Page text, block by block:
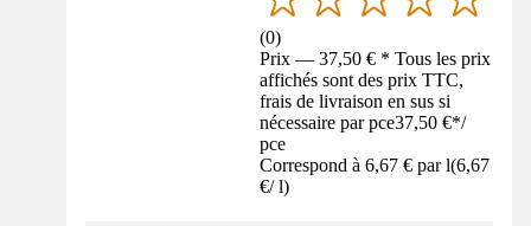
(0)
Prix — 37,50 € * Tous les prix
affichés sont des prix TTC,
frais de livraison en sus si
nécessaire par pce37,50 €*/
pce
Correspond à 6,67 € par l(6,67
€/ l)